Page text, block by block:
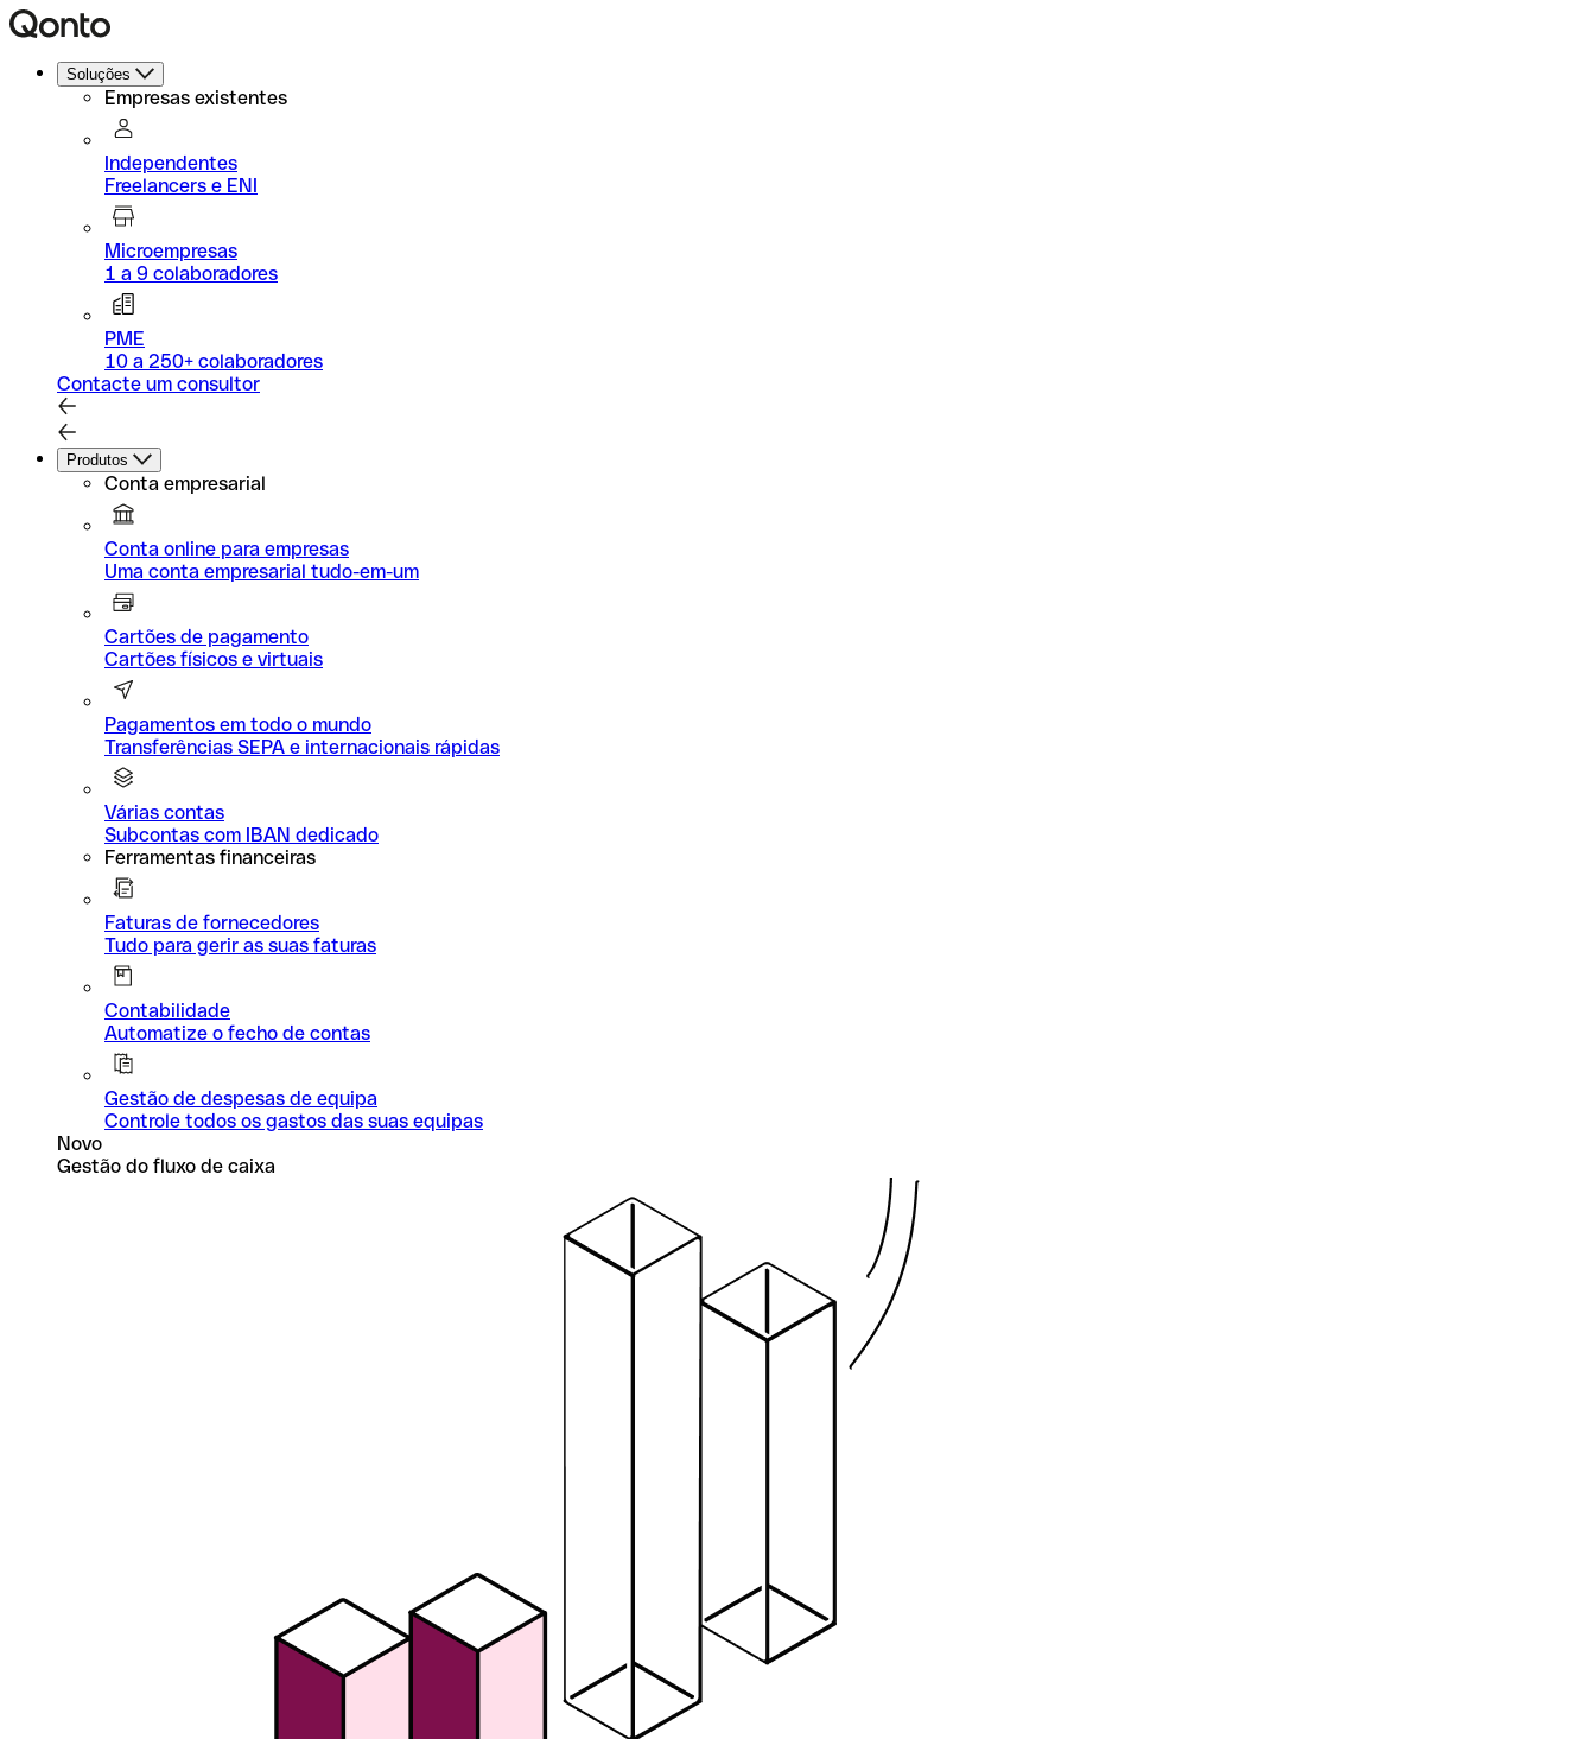
Soluções
Empresas existentes
Independentes
Freelancers e ENI
Microempresas
1 a 9 colaboradores
PME
10 a 250+ colaboradores
Contacte um consultor
Produtos
Conta empresarial
Conta online para empresas
Uma conta empresarial tudo-em-um
Cartões de pagamento
Cartões físicos e virtuais
Pagamentos em todo o mundo
Transferências SEPA e internacionais rápidas
Várias contas
Subcontas com IBAN dedicado
Ferramentas financeiras
Faturas de fornecedores
Tudo para gerir as suas faturas
Contabilidade
Automatize o fecho de contas
Gestão de despesas de equipa
Controle todos os gastos das suas equipas
Novo
Gestão do fluxo de caixa